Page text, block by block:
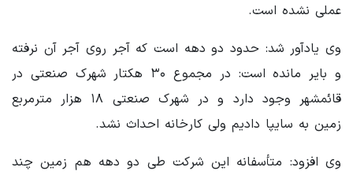
عملی نشده است.
وی یادآور شد: حدود دو دهه است که آجر روی آجر آن نرفته
و بایر مانده است: در مجموع ۳۰ هکتار شهرک صنعتی در
قائمشهر وجود دارد و در شهرک صنعتی ۱۸ هزار مترمربع
زمین به سایپا دادیم ولی کارخانه احداث نشد.
وی افزود: متأسفانه این شرکت طی دو دهه هم زمین چند